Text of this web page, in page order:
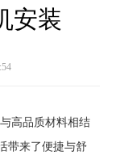
安装
高品质材料相结
带来了便捷与舒